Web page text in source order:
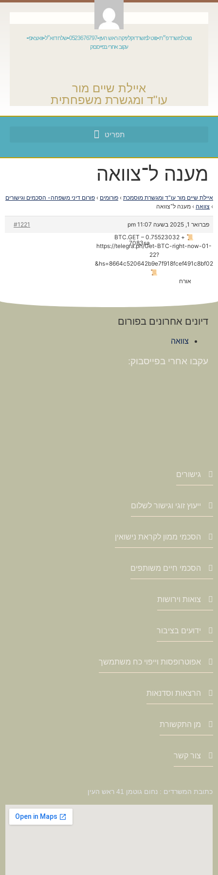
נווט למשרד פ״ת נווט למשרד וקליניקה ראש העין 0523676797 שלח דוא״ל וואצאפ
עקוב אחרי בפייסבוק
איילת שיים מור
עו"ד ומגשרת משפחתית
מענה ל־צוואה
איילת שיים מור עו"ד ומגשרת מוסמכת › פורומים › פורום דיני משפחה- הסכמים וגישורים
› צוואה › מענה ל־צוואה
פברואר 1, 2025 בשעה 11:07 pm
#1221
📜 + 0.75523032 BTC.GET –
https://telegra.ph/Get-BTC-right-now-01-
22?
hs=8664c520642b9e7f918fcef491c8bf02&
📜
אורח
7083sa
דיונים אחרונים בפורום
צוואה
עקבו אחרי בפייסבוק:
גישורים
ייעוץ זוגי וגישור לשלום
הסכמי ממון לקראת נישואין
הסכמי חיים משותפים
צואות וירושות
ידועים בציבור
אפוטרופסות וייפוי כח משתמשך
הרצאות וסדנאות
מן התקשורת
צור קשר
כתובת המשרדים : נחום גוטמן 41 ראש העין